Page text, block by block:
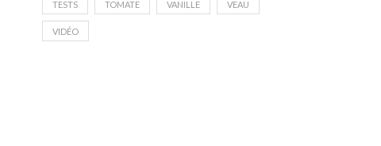
TESTS TOMATE VANILLE VEAU
VIDÉO